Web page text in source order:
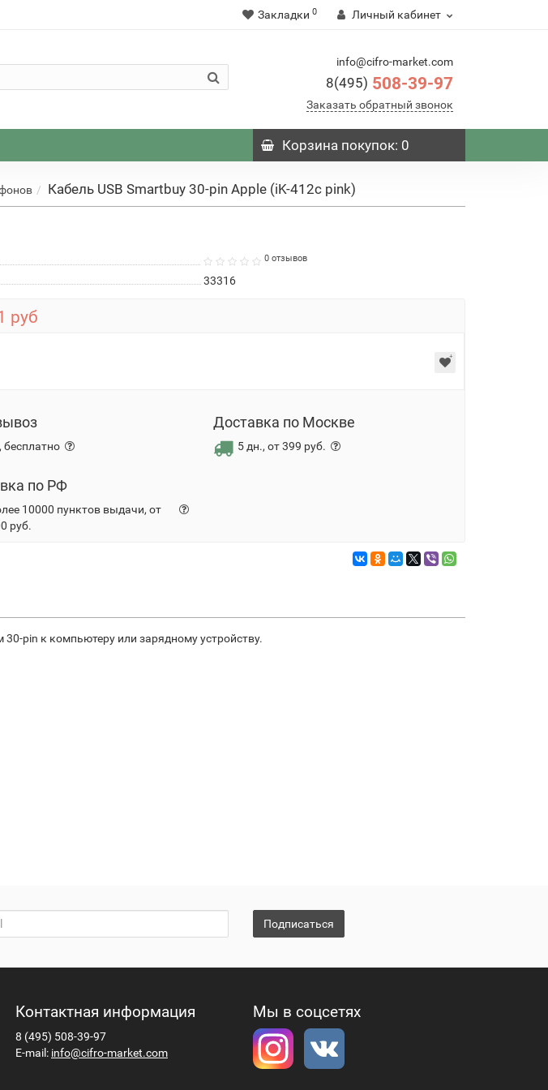
Закладки 0 Личный кабинет
info@cifro-market.com
8(495) 508-39-97
Заказать обратный звонок
Корзинапокупок: 0
Кабель USB Smartbuy 30-pin Apple (iK-412c pink)
0 отзывов
33316
руб
бесплатно
Доставка по Москве
5 дн., от 399 руб.
по РФ
10000 пунктов выдачи, от
руб.
pin к компьютеру или зарядному устройству.
Подписаться
Контактная информация
8 (495) 508-39-97
E-mail: info@cifro-market.com
Мы в соцсетях